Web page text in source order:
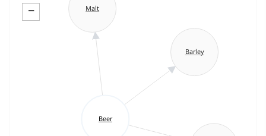
−
Malt
Beer
Barley